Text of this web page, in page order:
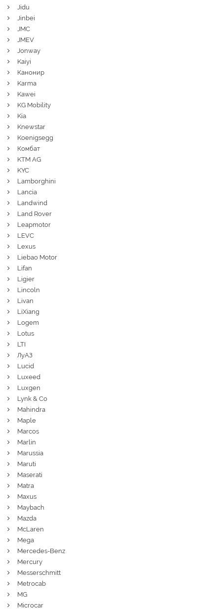
Jidu
Jinbei
JMC
JMEV
Jonway
Kaiyi
Канонир
Karma
Kawei
KG Mobility
Kia
Knewstar
Koenigsegg
Комбат
KTM AG
KYC
Lamborghini
Lancia
Landwind
Land Rover
Leapmotor
LEVC
Lexus
Liebao Motor
Lifan
Ligier
Lincoln
Livan
LiXiang
Logem
Lotus
LTI
ЛуАЗ
Lucid
Luxeed
Luxgen
Lynk & Co
Mahindra
Maple
Marcos
Marlin
Marussia
Maruti
Maserati
Matra
Maxus
Maybach
Mazda
McLaren
Mega
Mercedes-Benz
Mercury
Messerschmitt
Metrocab
MG
Microcar